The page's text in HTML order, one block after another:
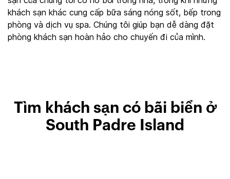
khách sạn khác cung cấp bữa sáng nóng sốt, bếp trong
phòng và dịch vụ spa. Chúng tôi giúp bạn dễ dàng đặt
phòng khách sạn hoàn hảo cho chuyến đi của mình.
Tìm khách sạn có bãi biển ở
South Padre Island